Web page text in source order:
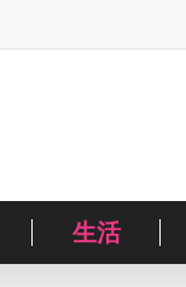
搭配
护肤生活